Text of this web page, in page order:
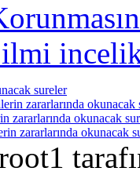
sureler
zararlarında okunacak
zararlarında okunacak
zararlarında okunacak